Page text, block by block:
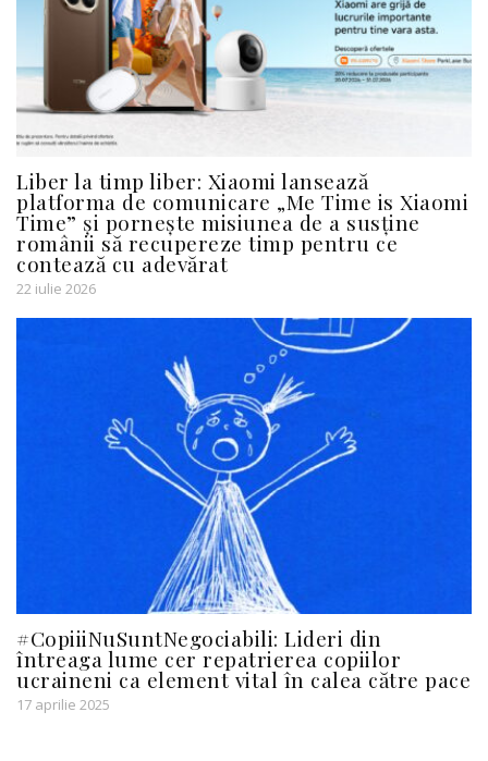
Liber la timp liber: Xiaomi lansează
platforma de comunicare „Me Time is Xiaomi
Time” și pornește misiunea de a susține
românii să recupereze timp pentru ce
contează cu adevărat
22 iulie 2026
#CopiiiNuSuntNegociabili: Lideri din
întreaga lume cer repatrierea copiilor
ucraineni ca element vital în calea către pace
17 aprilie 2025